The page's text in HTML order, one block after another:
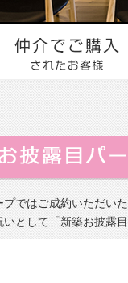
プではご成約いただい
いとして「新築お披露